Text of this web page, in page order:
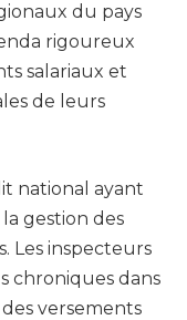
du pays
rigoureux
salariaux et
de leurs
national ayant
gestion des
Les inspecteurs
chroniques dans
versements